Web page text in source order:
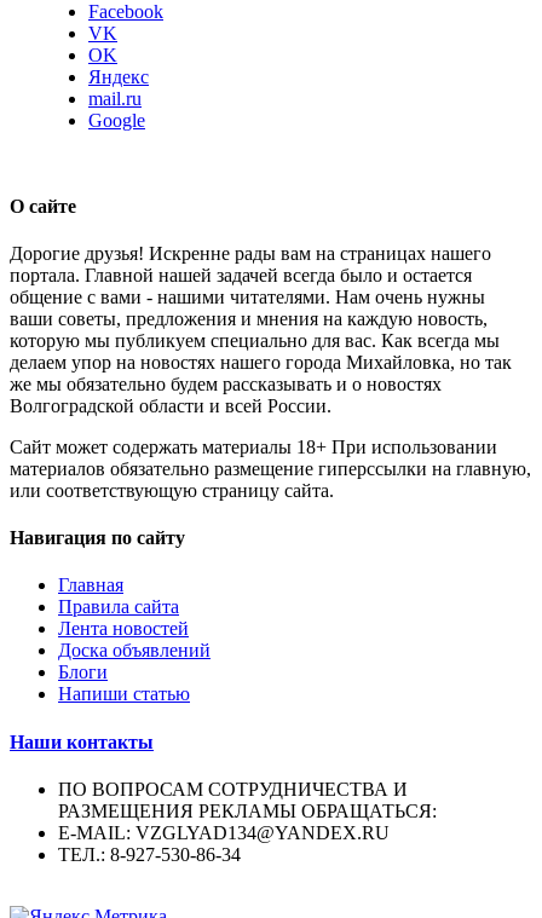
Facebook
VK
OK
Яндекс
mail.ru
Google
О сайте
Дорогие друзья! Искренне рады вам на страницах нашего
портала. Главной нашей задачей всегда было и остается
общение с вами - нашими читателями. Нам очень нужны
ваши советы, предложения и мнения на каждую новость,
которую мы публикуем специально для вас. Как всегда мы
делаем упор на новостях нашего города Михайловка, но так
же мы обязательно будем рассказывать и о новостях
Волгоградской области и всей России.
Сайт может содержать материалы 18+ При использовании
материалов обязательно размещение гиперссылки на главную,
или соответствующую страницу сайта.
Навигация по сайту
Главная
Правила сайта
Лента новостей
Доска объявлений
Блоги
Напиши статью
Наши контакты
ПО ВОПРОСАМ СОТРУДНИЧЕСТВА И
РАЗМЕЩЕНИЯ РЕКЛАМЫ ОБРАЩАТЬСЯ:
E-MAIL: VZGLYAD134@YANDEX.RU
ТЕЛ.: 8-927-530-86-34